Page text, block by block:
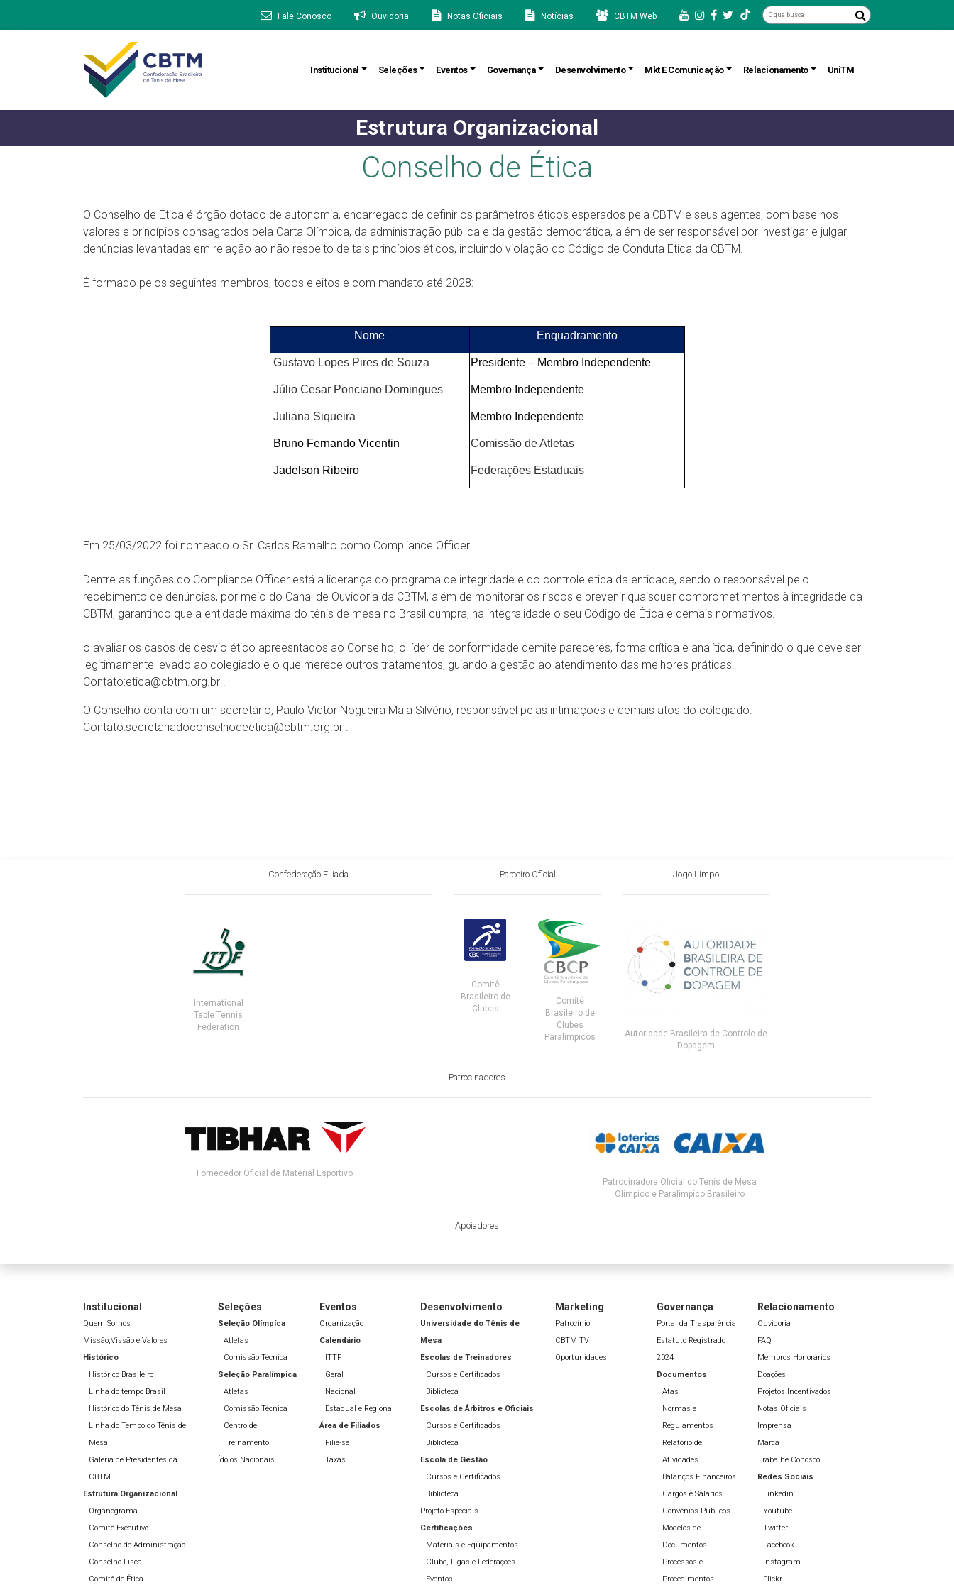
Fale Conosco Ouvidoria Notas Oficiais Notícias CBTM Web
Institucional Seleções Eventos Governança Desenvolvimento Mkt E Comunicação Relacionamento UniTM
Estrutura Organizacional
Conselho de Ética
O Conselho de Ética é órgão dotado de autonomia, encarregado de definir os parâmetros éticos esperados pela CBTM e seus agentes, com base nos
valores e princípios consagrados pela Carta Olímpica, da administração pública e da gestão democrática, além de ser responsável por investigar e julgar
denúncias levantadas em relação ao não respeito de tais princípios éticos, incluindo violação do Código de Conduta Ética da CBTM.
É formado pelos seguintes membros, todos eleitos e com mandato até 2028:
Nome Enquadramento
Gustavo Lopes Pires de Souza Presidente – Membro Independente
Júlio Cesar Ponciano Domingues Membro Independente
Juliana Siqueira Membro Independente
Bruno Fernando Vicentin Comissão de Atletas
Jadelson Ribeiro Federações Estaduais
Em 25/03/2022 foi nomeado o Sr. Carlos Ramalho como Compliance Officer.
Dentre as funções do Compliance Officer está a liderança do programa de integridade e do controle etica da entidade, sendo o responsável pelo
recebimento de denúncias, por meio do Canal de Ouvidoria da CBTM, além de monitorar os riscos e prevenir quaisquer comprometimentos à integridade da
CBTM, garantindo que a entidade máxima do tênis de mesa no Brasil cumpra, na integralidade o seu Código de Ética e demais normativos.
o avaliar os casos de desvio ético apreesntados ao Conselho, o líder de conformidade demite pareceres, forma crítica e analítica, definindo o que deve ser
legitimamente levado ao colegiado e o que merece outros tratamentos, guiando a gestão ao atendimento das melhores práticas.
Contato:etica@cbtm.org.br .
O Conselho conta com um secretário, Paulo Victor Nogueira Maia Silvério, responsável pelas intimações e demais atos do colegiado.
Contato:secretariadoconselhodeetica@cbtm.org.br .
Confederação Filiada
International
Table Tennis
Federation
Parceiro Oficial
Comitê
Brasileiro de
Clubes
Comitê
Brasileiro de
Clubes
Paralímpicos
Jogo Limpo
Autoridade Brasileira de Controle de
Dopagem
Patrocinadores
Fornecedor Oficial de Material Esportivo
Patrocinadora Oficial do Tenis de Mesa
Olímpico e Paralímpico Brasileiro
Apoiadores
Institucional
Quem Somos
Missão,Vissão e Valores
Histórico
Histórico Brasileiro
Linha do tempo Brasil
Histórico do Tênis de Mesa
Linha do Tempo do Tênis de
Mesa
Galeria de Presidentes da
CBTM
Estrutura Organizacional
Organograma
Comitê Executivo
Conselho de Administração
Conselho Fiscal
Comitê de Ética
Seleções
Seleção Olímpíca
Atletas
Comissão Técnica
Seleção Paralímpica
Atletas
Comissão Técnica
Centro de
Treinamento
Ídolos Nacionais
Eventos
Organização
Calendário
ITTF
Geral
Nacional
Estadual e Regional
Área de Filiados
Filie-se
Taxas
Desenvolvimento
Universidade do Tênis de
Mesa
Escolas de Treinadores
Cursos e Certificados
Biblioteca
Escolas de Árbitros e Oficiais
Cursos e Certificados
Biblioteca
Escola de Gestão
Cursos e Certificados
Biblioteca
Projeto Especiais
Certificações
Materiais e Equipamentos
Clube, Ligas e Federações
Eventos
Marketing
Patrocínio
CBTM TV
Oportunidades
Governança
Portal da Trasparência
Estatuto Registrado
2024
Documentos
Atas
Normas e
Regulamentos
Relatório de
Atividades
Balanços Financeiros
Cargos e Salários
Convênios Públicos
Modelos de
Documentos
Processos e
Procedimentos
Relacionamento
Ouvidoria
FAQ
Membros Honorários
Doações
Projetos Incentivados
Notas Oficiais
Imprensa
Marca
Trabalhe Conosco
Redes Sociais
Linkedin
Youtube
Twitter
Facebook
Instagram
Flickr